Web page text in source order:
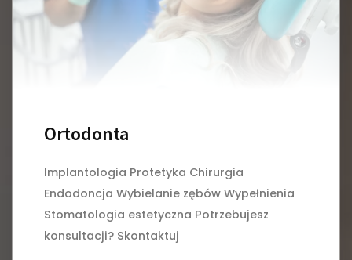
Ortodonta
Implantologia Protetyka Chirurgia
Endodoncja Wybielanie zębów Wypełnienia
Stomatologia estetyczna Potrzebujesz
konsultacji? Skontaktuj